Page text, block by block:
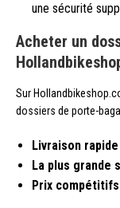
une sécurité
Acheter un
Sur
dossiers de porte-
Livraison rapide
La plus grande
Prix compétitifs